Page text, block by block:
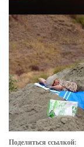
Поделиться ссылкой: